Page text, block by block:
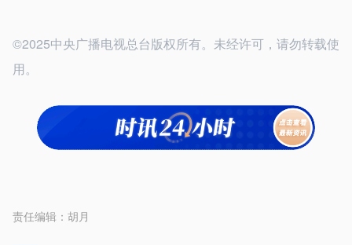
©2025中央广播电视总台版权所有。未经许可，请勿转载使
用。
责任编辑： 胡月